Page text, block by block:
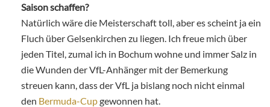
Saison schaffen?
Natürlich wäre die Meisterschaft toll, aber es scheint ja ein
Fluch über Gelsenkirchen zu liegen. Ich freue mich über
jeden Titel, zumal ich in Bochum wohne und immer Salz in
die Wunden der VfL-Anhänger mit der Bemerkung
streuen kann, dass der VfL ja bislang noch nicht einmal
den Bermuda-Cupgewonnen hat.